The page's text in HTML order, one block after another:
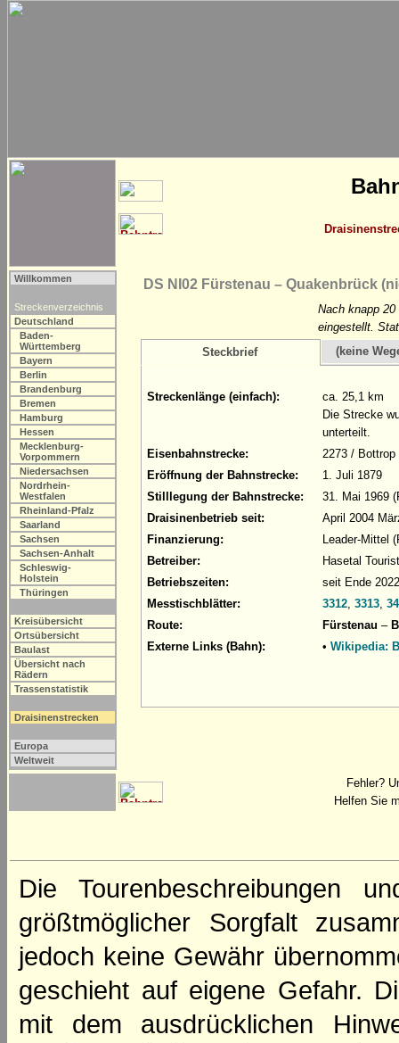
Willkommen
Streckenverzeichnis
Deutschland
Baden-
Württemberg
Bayern
Berlin
Brandenburg
Bremen
Hamburg
Hessen
Mecklenburg-
Vorpommern
Niedersachsen
Nordrhein-
Westfalen
Rheinland-Pfalz
Saarland
Sachsen
Sachsen-Anhalt
Schleswig-
Holstein
Thüringen
Kreisübersicht
Ortsübersicht
Baulast
Übersicht nach
Rädern
Trassenstatistik
Draisinenstrecken
Europa
Weltweit
DS NI02 Fürstenau – Quakenbrück
Nach knapp 20
eingestellt.
Steckbrief
(keine
Streckenlänge (einfach):
ca. 25,1 km
Die Strecke
unterteilt.
Eisenbahnstrecke:
2273 / Bottrop
Eröffnung der Bahnstrecke:
1. Juli 1879
Stilllegung der Bahnstrecke:
31. Mai 1969
Draisinenbetrieb seit:
April 2004
Finanzierung:
Leader-Mittel
Betreiber:
Hasetal
Betriebszeiten:
seit Ende
Messtischblätter:
3312, 3313,
Route:
Fürstenau –
Externe Links (Bahn):
• Wikipedia:
Fehler?
Helfen Sie
Die Tourenbeschreibungen
größtmöglicher Sorgfalt
jedoch keine Gewähr
geschieht auf eigene Gefahr.
mit dem ausdrücklichen